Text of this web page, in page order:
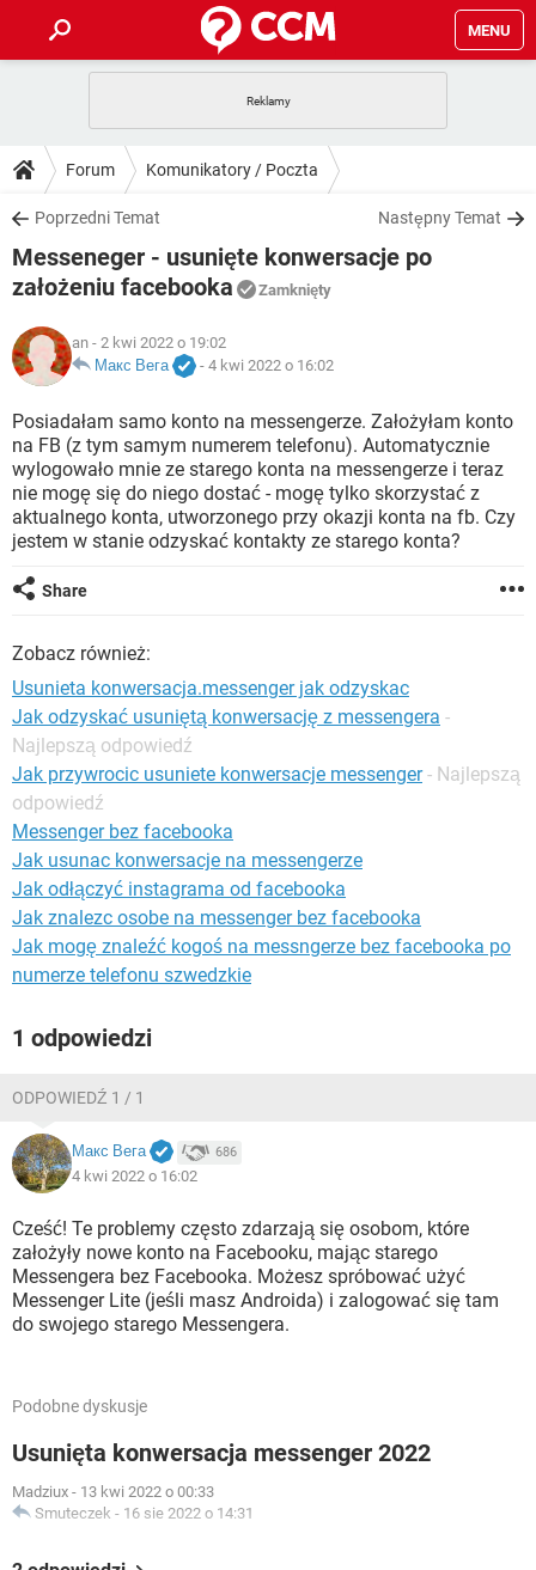
MENU
GRY WHATSAPP
SPOTIFY
INSTAGRAM FACEBOOK
WINDOWS 10
PORADY
PlayStation TIKTOK
SPOTIFY
WINDOWS 10
DO POBRANIA
ANDROID TIKTOK
GRY WHATSAPP
IOS
INSTAGRAM
WINDOWS 10
FORUM
GRY WHATSAPP
INSTAGRAM FACEBOOK
WINDOWS 10
ARTYKUŁY
COVID-19
GRY WHATSAPP
SPOTIFY NETFLIX
INSTAGRAM FACEBOOK
WINDOWS 10
Forum Komunikatory / Poczta
Poprzedni Temat Następny Temat
Messeneger - usunięte konwersacje po
założeniu facebooka
Zamknięty
an - 2 kwi 2022 o 19:02
Макс Вега
- 4 kwi 2022 o 16:02
Posiadałam samo konto na messengerze. Założyłam konto
na FB (z tym samym numerem telefonu). Automatycznie
wylogowało mnie ze starego konta na messengerze i teraz
nie mogę się do niego dostać - mogę tylko skorzystać z
aktualnego konta, utworzonego przy okazji konta na fb. Czy
jestem w stanie odzyskać kontakty ze starego konta?
Share
Zobacz również:
Usunieta konwersacja.messenger jak odzyskac
Jak odzyskać usuniętą konwersację z messengera -
Najlepszą odpowiedź
Jak przywrocic usuniete konwersacje messenger - Najlepszą
odpowiedź
Messenger bez facebooka
Jak usunac konwersacje na messengerze
Jak odłączyć instagrama od facebooka
Jak znalezc osobe na messenger bez facebooka
Jak mogę znaleźć kogoś na messngerze bez facebooka po
numerze telefonu szwedzkie
1 odpowiedzi
ODPOWIEDŹ 1 / 1
Макс Вега 686
4 kwi 2022 o 16:02
Cześć! Te problemy często zdarzają się osobom, które
założyły nowe konto na Facebooku, mając starego
Messengera bez Facebooka. Możesz spróbować użyć
Messenger Lite (jeśli masz Androida) i zalogować się tam
do swojego starego Messengera.
Podobne dyskusje
Usunięta konwersacja messenger 2022
Madziux - 13 kwi 2022 o 00:33
Smuteczek - 16 sie 2022 o 14:31